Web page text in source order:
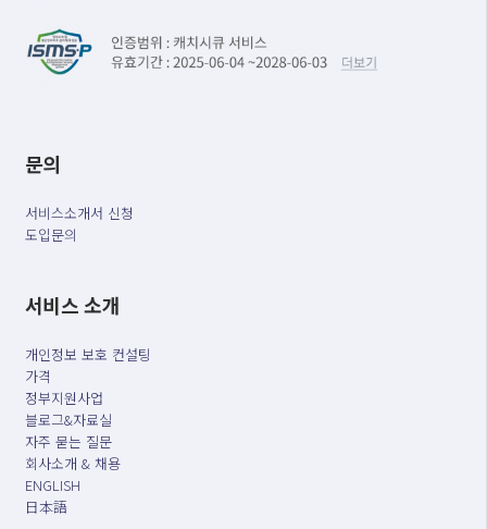
문의
서비스소개서 신청
도입문의
서비스 소개
개인정보 보호 컨설팅
가격
정부지원사업
블로그&자료실
자주 묻는 질문
회사소개 & 채용
ENGLISH
日本語